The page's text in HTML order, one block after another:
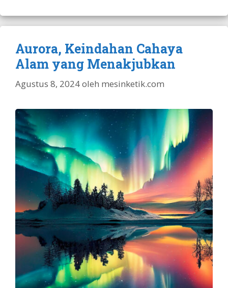
Aurora, Keindahan Cahaya
Alam yang Menakjubkan
Agustus 8, 2024oleh mesinketik.com